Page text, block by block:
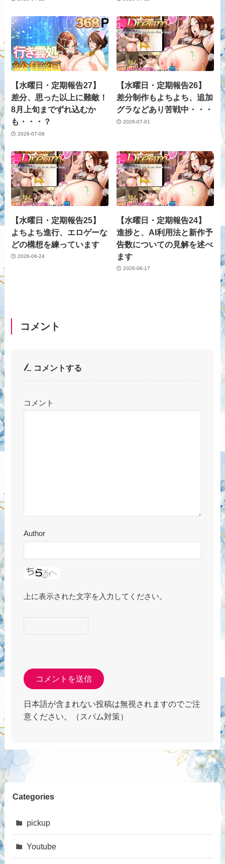
【水曜日・定期報告27】
差分、思った以上に難敵！
8月上旬までずれ込むか
も・・・？
2026-07-08
【水曜日・定期報告26】
差分制作もよちよち、追加
グラなどあり苦戦中・・・
2026-07-01
【水曜日・定期報告25】
よちよち進行、エロゲーな
どの構想を練っています
2026-06-24
【水曜日・定期報告24】
進捗と、AI利用法と新作予
告数についての見解を述べ
ます
2026-06-17
コメント
コメントする
コメント
Author
上に表示された文字を入力してください。
日本語が含まれない投稿は無視されますのでご注
意ください。（スパム対策）
Categories
pickup
Youtube